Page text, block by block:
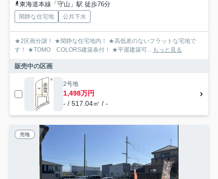
東海道本線「守山」駅 徒歩76分
閑静な住宅地 公共下水
★2区画分譲！ ★閑静な住宅地内！ ★高低差のないフラットな宅地で
す！ ★TOMO COLORS建築条付！ ★平屋建築可... もっと見る
販売中の区画
2号地
1,498万円
- / 517.04㎡ / -
売地